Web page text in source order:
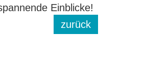
Einblicke!
zurück